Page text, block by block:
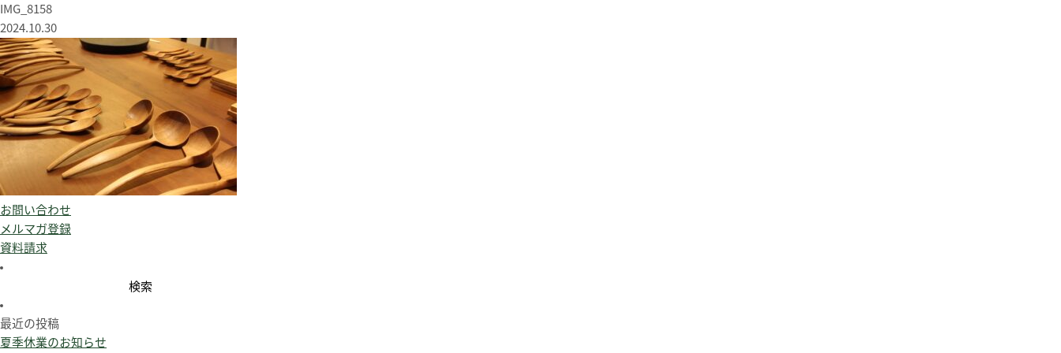
IMG_8158
2024.10.30
お問い合わせ
メルマガ登録
資料請求
索:
最近の投稿
夏季休業のお知らせ